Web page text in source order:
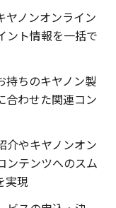
ヤノンオンライン
ント情報を一括で
持ちのキヤノン製
合わせた関連コン
介やキヤノンオン
ンテンツへのスム
実現